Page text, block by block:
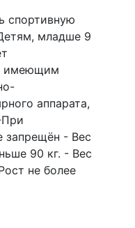
спортивную
младше 9
имеющим
аппарата,
При
запрещён - Вес
90 кг. - Вес
не более